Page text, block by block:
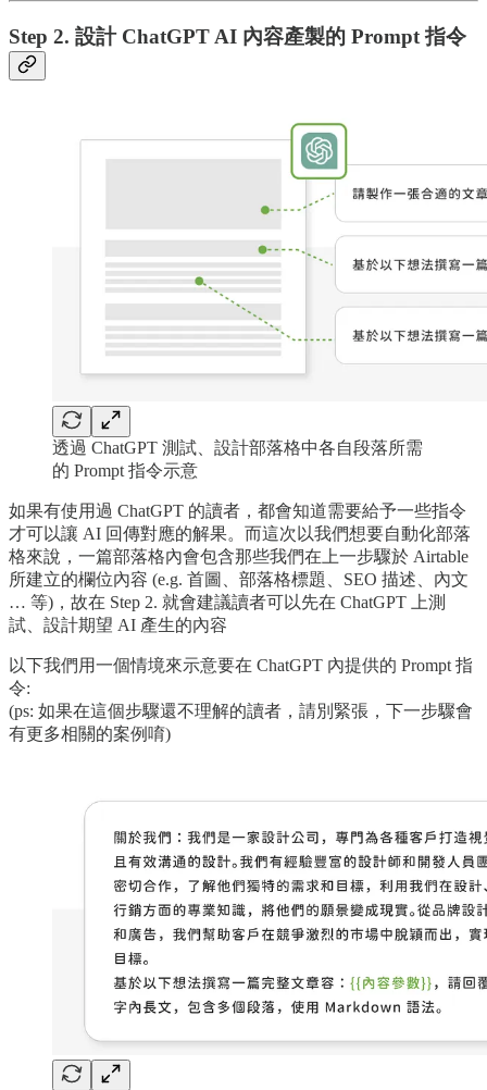
Step 2. 設計 ChatGPT AI 內容產製的 Prompt 指令
透過 ChatGPT 測試、設計部落格中各自段落所需
的 Prompt 指令示意
如果有使用過 ChatGPT 的讀者，都會知道需要給予一些指令
才可以讓 AI 回傳對應的解果。而這次以我們想要自動化部落
格來說，一篇部落格內會包含那些我們在上一步驟於 Airtable
所建立的欄位內容 (e.g. 首圖、部落格標題、SEO 描述、內文
… 等)，故在 Step 2. 就會建議讀者可以先在 ChatGPT 上測
試、設計期望 AI 產生的內容
以下我們用一個情境來示意要在 ChatGPT 內提供的 Prompt 指
令:
(ps: 如果在這個步驟還不理解的讀者，請別緊張，下一步驟會
有更多相關的案例唷)